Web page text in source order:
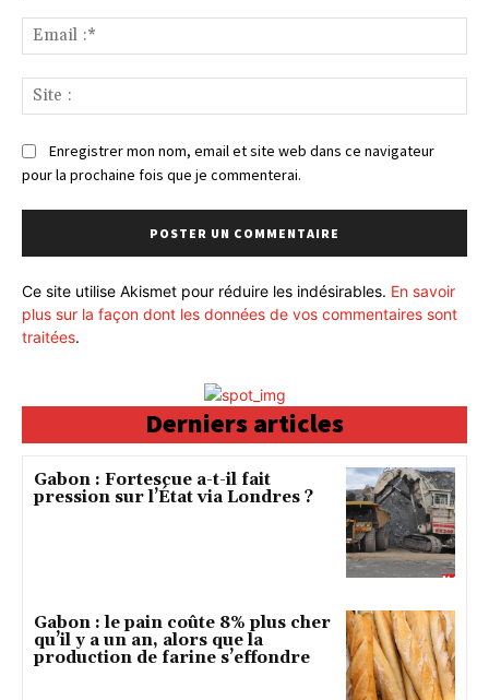
:*
:
Enregistrer mon nom, email et site web dans ce navigateur
pour la prochaine fois que je commenterai.
Ce site utilise Akismet pour réduire les indésirables. En savoir
plus sur la façon dont les données de vos commentaires sont
traitées.
Derniers articles
Gabon : Fortescue a-t-il fait
pression sur l’État via Londres ?
Gabon : le pain coûte 8% plus cher
qu’il y a un an, alors que la
production de farine s’effondre